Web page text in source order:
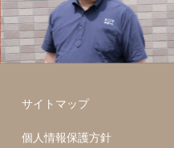
サイトマップ
個人情報保護方針